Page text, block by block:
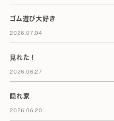
ゴム遊び大好き
2026.07.04
見れた！
2026.06.27
隠れ家
2026.06.20